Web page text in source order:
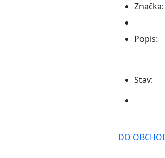
Značka:
Popis:
Stav:
DO